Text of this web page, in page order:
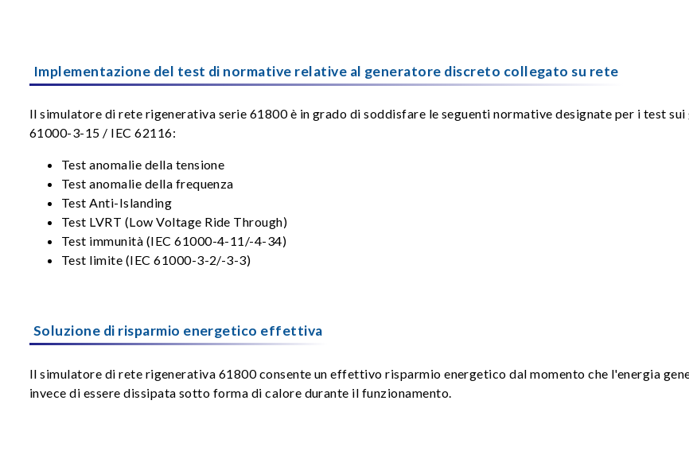
Implementazione del test di normative relative al generatore discreto collegato su rete
Il simulatore di rete rigenerativa serie 61800 è in grado di soddisfare le seguenti normative designate per i test
61000-3-15 / IEC 62116:
Test anomalie della tensione
Test anomalie della frequenza
Test Anti-Islanding
Test LVRT (Low Voltage Ride Through)
Test immunità (IEC 61000-4-11/-4-34)
Test limite (IEC 61000-3-2/-3-3)
Soluzione di risparmio energetico effettiva
Il simulatore di rete rigenerativa 61800 consente un effettivo risparmio energetico dal momento che l'energia
invece di essere dissipata sotto forma di calore durante il funzionamento.